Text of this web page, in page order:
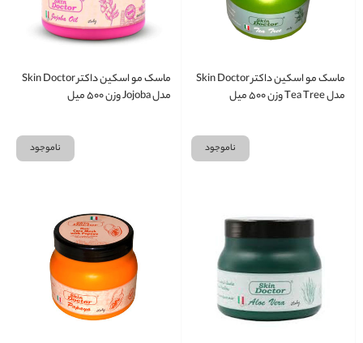
ماسک مو اسکین داکتر Skin Doctor
مدل Tea Tree وزن ۵۰۰ میل
ناموجود
ماسک مو اسکین داکتر Skin Doctor
مدل Jojoba وزن ۵۰۰ میل
ناموجود